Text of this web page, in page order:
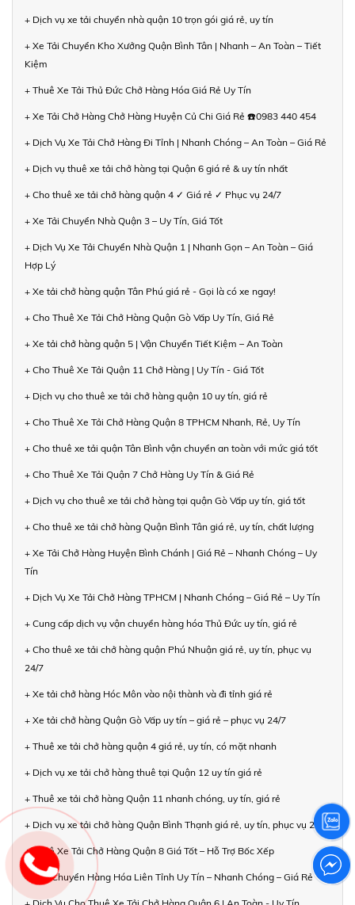
+ Dịch vụ xe tải chuyển nhà quận 10 trọn gói giá rẻ, uy tín
+ Xe Tải Chuyển Kho Xưởng Quận Bình Tân | Nhanh – An Toàn – Tiết
Kiệm
+ Thuê Xe Tải Thủ Đức Chở Hàng Hóa Giá Rẻ Uy Tín
+ Xe Tải Chở Hàng Chở Hàng Huyện Củ Chi Giá Rẻ ☎️0983 440 454
+ Dịch Vụ Xe Tải Chở Hàng Đi Tỉnh | Nhanh Chóng – An Toàn – Giá Rẻ
+ Dịch vụ thuê xe tải chở hàng tại Quận 6 giá rẻ & uy tín nhất
+ Cho thuê xe tải chở hàng quận 4 ✓ Giá rẻ ✓ Phục vụ 24/7
+ Xe Tải Chuyển Nhà Quận 3 – Uy Tín, Giá Tốt
+ Dịch Vụ Xe Tải Chuyển Nhà Quận 1 | Nhanh Gọn – An Toàn – Giá
Hợp Lý
+ Xe tải chở hàng quận Tân Phú giá rẻ - Gọi là có xe ngay!
+ Cho Thuê Xe Tải Chở Hàng Quận Gò Vấp Uy Tín, Giá Rẻ
+ Xe tải chở hàng quận 5 | Vận Chuyển Tiết Kiệm – An Toàn
+ Cho Thuê Xe Tải Quận 11 Chở Hàng | Uy Tín - Giá Tốt
+ Dịch vụ cho thuê xe tải chở hàng quận 10 uy tín, giá rẻ
+ Cho Thuê Xe Tải Chở Hàng Quận 8 TPHCM Nhanh, Rẻ, Uy Tín
+ Cho thuê xe tải quận Tân Bình vận chuyển an toàn với mức giá tốt
+ Cho Thuê Xe Tải Quận 7 Chở Hàng Uy Tín & Giá Rẻ
+ Dịch vụ cho thuê xe tải chở hàng tại quận Gò Vấp uy tín, giá tốt
+ Cho thuê xe tải chở hàng Quận Bình Tân giá rẻ, uy tín, chất lượng
+ Xe Tải Chở Hàng Huyện Bình Chánh | Giá Rẻ – Nhanh Chóng – Uy
Tín
+ Dịch Vụ Xe Tải Chở Hàng TPHCM | Nhanh Chóng – Giá Rẻ – Uy Tín
+ Cung cấp dịch vụ vận chuyển hàng hóa Thủ Đức uy tín, giá rẻ
+ Cho thuê xe tải chở hàng quận Phú Nhuận giá rẻ, uy tín, phục vụ
24/7
+ Xe tải chở hàng Hóc Môn vào nội thành và đi tỉnh giá rẻ
+ Xe tải chở hàng Quận Gò Vấp uy tín – giá rẻ – phục vụ 24/7
+ Thuê xe tải chở hàng quận 4 giá rẻ, uy tín, có mặt nhanh
+ Dịch vụ xe tải chở hàng thuê tại Quận 12 uy tín giá rẻ
+ Thuê xe tải chở hàng Quận 11 nhanh chóng, uy tín, giá rẻ
+ Dịch vụ xe tải chở hàng Quận Bình Thạnh giá rẻ, uy tín, phục vụ 24/7
+ Thuê Xe Tải Chở Hàng Quận 8 Giá Tốt – Hỗ Trợ Bốc Xếp
+ Vận Chuyển Hàng Hóa Liên Tỉnh Uy Tín – Nhanh Chóng – Giá Rẻ